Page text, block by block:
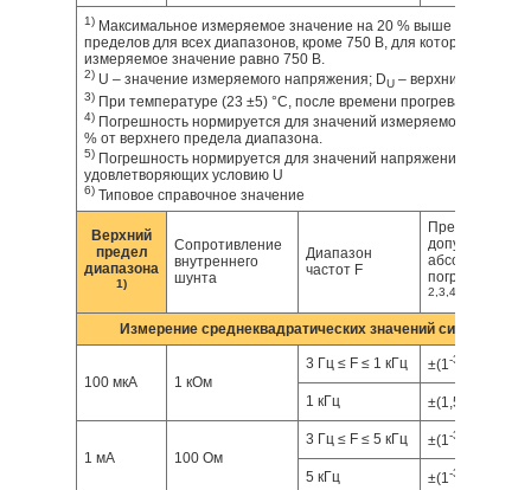
1) Максимальное измеряемое значение на 20 % выше указанных
пределов для всех диапазонов, кроме 750 В, для которого
измеряемое значение равно 750 В.
2) U – значение измеряемого напряжения; DU – верхний предел
3) При температуре (23 ±5) °C, после времени прогрева 30 минут.
4) Погрешность нормируется для значений измеряемого
% от верхнего предела диапазона.
5) Погрешность нормируется для значений напряжения U и
удовлетворяющих условию U
6) Типовое справочное значение
Верхний
предел
диапазона
1)
Сопротивление
внутреннего
шунта
Диапазон
частот F
Пределы
допускаемой
абсолютной
погрешности
2,3,4)
Измерение среднеквадратических значений силы
100 мкА 1 кОм
3 Гц ≤ F ≤ 1 кГц ±(1-3
1 кГц ±(1,5
1 мА 100 Ом
3 Гц ≤ F ≤ 5 кГц ±(1-3
5 кГц ±(1-3